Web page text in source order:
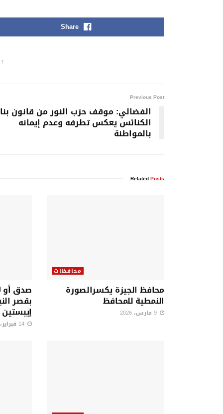
Share
Previous Post
الفضالي: موقف حزب النور من قانون
الكنائس يعكس تطرفه وعدم إيمانه
بالمواطنة
RelatedPosts
محافظات
محافظ الجيزة يكسرالصورة
النمطية للمحافظ
صدق أو
بقصر